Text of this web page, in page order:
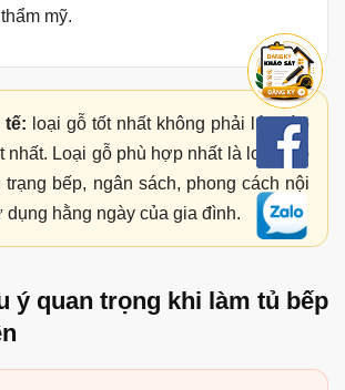
mỹ.
tế: loại gỗ tốt nhất không phải lúc nào
nhất. Loại gỗ phù hợp nhất là loại đáp
bếp, ngân sách, phong cách nội
dụng hằng ngày của gia đình.
ý quan trọng khi làm tủ bếp